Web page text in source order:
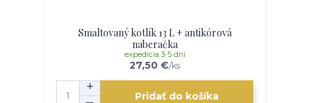
Smaltovaný kotlík 13 L + antikórová
naberačka
27,50 €/ks
expedícia 3-5 dní
Pridať do košíka